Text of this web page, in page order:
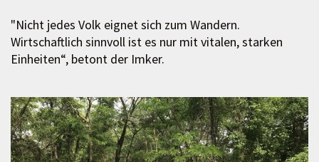
"Nicht jedes Volk eignet sich zum Wandern.
Wirtschaftlich sinnvoll ist es nur mit vitalen, starken
Einheiten“, betont der Imker.